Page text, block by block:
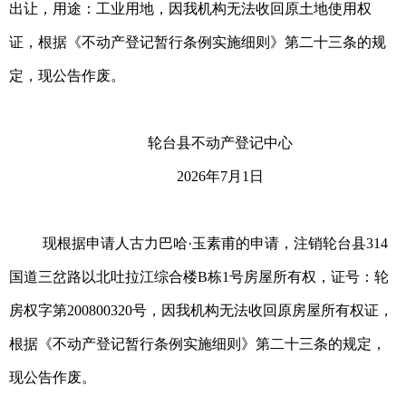
出让，用途：工业用地，因我机构无法收回原土地使用权
证，根据《不动产登记暂行条例实施细则》第二十三条的规
定，现公告作废。
轮台县不动产登记中心
2026年7月1日
现根据申请人古力巴哈·玉素甫的申请，注销轮台县314
国道三岔路以北吐拉江综合楼B栋1号房屋所有权，证号：轮
房权字第200800320号，因我机构无法收回原房屋所有权证，
根据《不动产登记暂行条例实施细则》第二十三条的规定，
现公告作废。